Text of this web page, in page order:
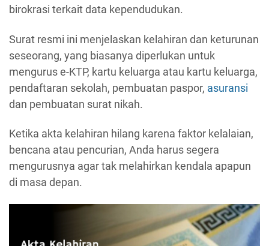
birokrasi terkait data kependudukan.
Surat resmi ini menjelaskan kelahiran dan keturunan
seseorang, yang biasanya diperlukan untuk
mengurus e-KTP, kartu keluarga atau kartu keluarga,
pendaftaran sekolah, pembuatan paspor, asuransi
dan pembuatan surat nikah.
Ketika akta kelahiran hilang karena faktor kelalaian,
bencana atau pencurian, Anda harus segera
mengurusnya agar tak melahirkan kendala apapun
di masa depan.